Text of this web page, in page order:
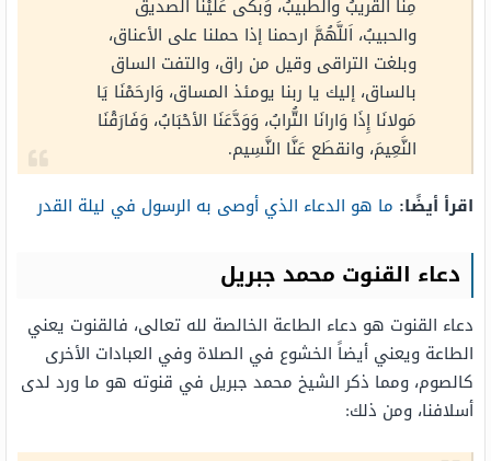
مِنَّا الْقَريبُ والطبيبُ، وَبكى عَلَيْنَا الصديقُ
والحبيبُ، اَللَّهُمَّ ارحمنا إذا حملنا على الأعناق،
وبلغت التراقى وقيل من راق، والتفت الساق
بالساق، إليك يا ربنا يومئذ المساق، وَارحَمْنَا يَا
مَولانَا إِذَا وَارانَا التُّرابُ، وَوَدَّعَنَا الأحْبَابُ، وَفَارَقْنَا
النَّعِيمَ، وانقطَع عَنَّا النَّسِيم.
اقرأ أيضًا: ما هو الدعاء الذي أوصى به الرسول في ليلة القدر
دعاء القنوت محمد جبريل
دعاء القنوت هو دعاء الطاعة الخالصة لله تعالى، فالقنوت يعني
الطاعة ويعني أيضاً الخشوع في الصلاة وفي العبادات الأخرى
كالصوم، ومما ذكر الشيخ محمد جبريل في قنوته هو ما ورد لدى
أسلافنا، ومن ذلك: